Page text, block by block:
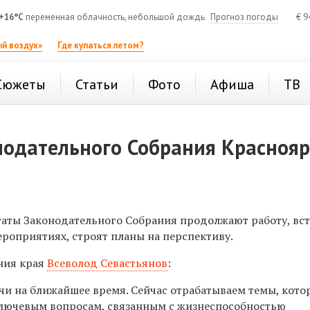
переменная облачность, небольшой дождь Прогноз погоды €
воздух» Где купаться летом?
Статьи Фото Афиша ТВ
Собрания
Законодательного Собрания продолжают работу,
строят планы на перспективу.
края Всеволод Севастьянов:
на ближайшее время. Сейчас отрабатываем темы,
вопросам, связанным с жизнеспособностью